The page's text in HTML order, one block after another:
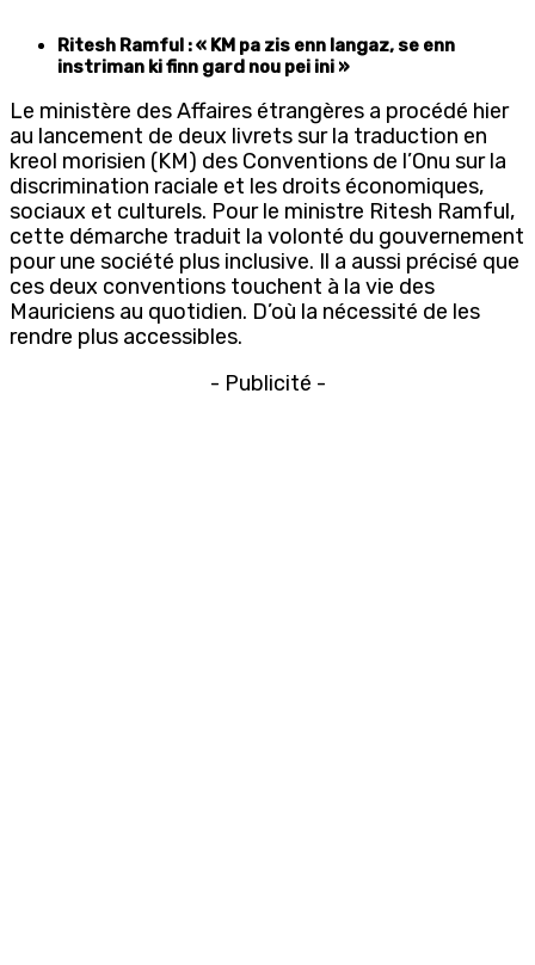
Ritesh Ramful : « KM pa zis enn langaz, se enn
instriman ki finn gard nou pei ini »
Le ministère des Affaires étrangères a procédé hier
au lancement de deux livrets sur la traduction en
kreol morisien (KM) des Conventions de l’Onu sur la
discrimination raciale et les droits économiques,
sociaux et culturels. Pour le ministre Ritesh Ramful,
cette démarche traduit la volonté du gouvernement
pour une société plus inclusive. Il a aussi précisé que
ces deux conventions touchent à la vie des
Mauriciens au quotidien. D’où la nécessité de les
rendre plus accessibles.
- Publicité -